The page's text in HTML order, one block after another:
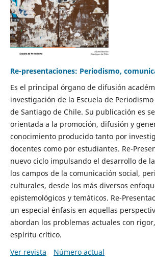
Re-presentaciones: Periodismo,
Es el principal órgano de difusión
investigación de la Escuela de
de Santiago de Chile. Su publicación es
orientada a la promoción, difusión y
conocimiento producido tanto por
docentes como por estudiantes. Re-
nuevo ciclo impulsando el desarrollo de
los campos de la comunicación social,
culturales, desde los más diversos
epistemológicos y temáticos. Re-
un especial énfasis en aquellas
abordan los problemas actuales con
espíritu crítico.
Ver revista
Número actual